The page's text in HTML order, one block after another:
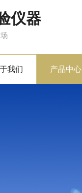
仪器
我们 产品中心